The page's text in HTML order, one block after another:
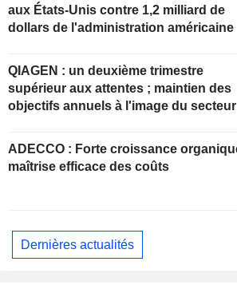
aux États-Unis contre 1,2 milliard de
dollars de l'administration américaine
QIAGEN : un deuxième trimestre
supérieur aux attentes ; maintien des
objectifs annuels à l'image du secteur
ADECCO : Forte croissance organique et
maîtrise efficace des coûts
Dernières actualités